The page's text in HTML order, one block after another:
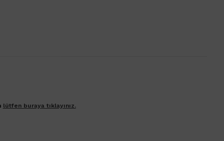
lütfen buraya tıklayınız.